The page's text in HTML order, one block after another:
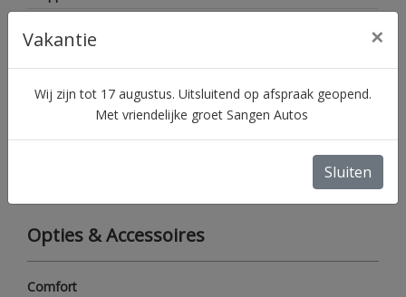
Maximum massa geremd
Motorrijtuigenbelasting
€ 293 - 320 per
Opties & Accessoires
Comfort
Vakantie ×
Wij zijn tot 17 augustus. Uitsluitend op afspraak geopend.
Met vriendelijke groet Sangen Autos
Sluiten